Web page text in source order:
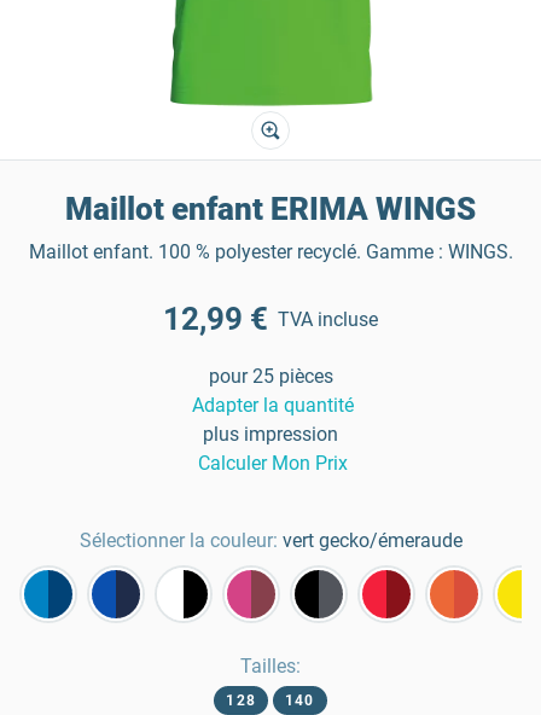
Maillot enfant ERIMA WINGS
Maillot enfant. 100 % polyester recyclé. Gamme : WINGS.
12,99 € TVA incluse
pour 25 pièces
Adapter la quantité
plus impression
Calculer Mon Prix
Sélectionner la couleur: vert gecko/émeraude
Tailles:
128 140